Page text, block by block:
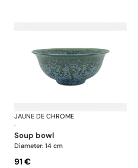
NymphéaJAUNE DE CHROME
·
soup bowl
Diameter: 14 cm
91 €